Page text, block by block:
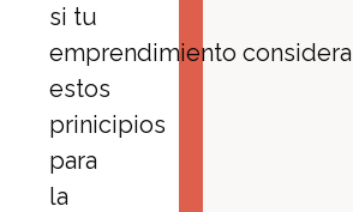
si tu
emprendimiento considera
estos
prinicipios
para
la